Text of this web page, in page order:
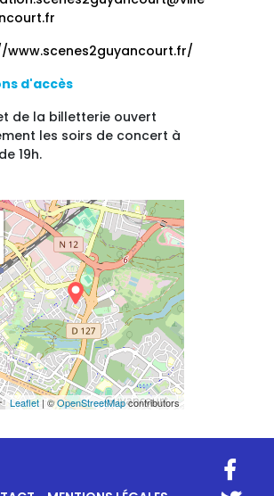
www.scenes2guyancourt.fr/
d'accès
de la billetterie ouvert
les soirs de concert à
19h.
Leaflet| ©OpenStreetMapcontributors